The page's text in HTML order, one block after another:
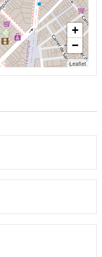
+
−
Leaflet